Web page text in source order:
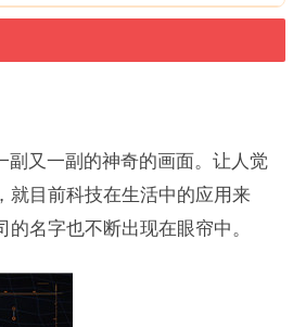
副又一副的神奇的画面。让人觉
就目前科技在生活中的应用来
名字也不断出现在眼帘中。